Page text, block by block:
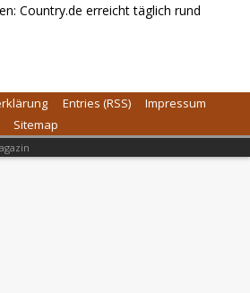
Country.de erreicht täglich rund
Entries (RSS)
Impressum
Sitemap